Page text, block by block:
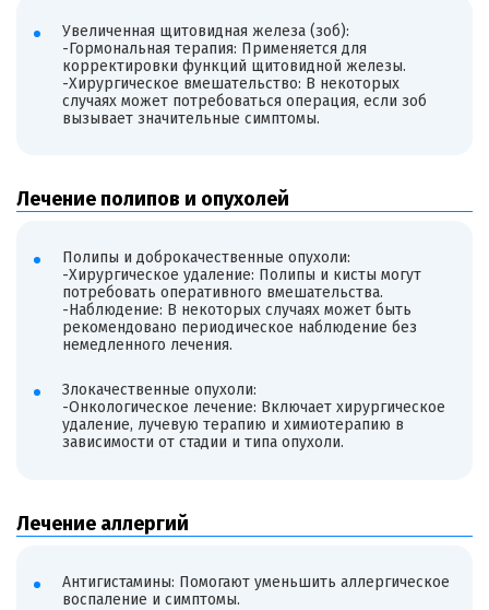
Увеличенная щитовидная железа (зоб):
-Гормональная терапия: Применяется для
корректировки функций щитовидной железы.
-Хирургическое вмешательство: В некоторых
случаях может потребоваться операция, если зоб
вызывает значительные симптомы.
Лечение полипов и опухолей
Полипы и доброкачественные опухоли:
-Хирургическое удаление: Полипы и кисты могут
потребовать оперативного вмешательства.
-Наблюдение: В некоторых случаях может быть
рекомендовано периодическое наблюдение без
немедленного лечения.
Злокачественные опухоли:
-Онкологическое лечение: Включает хирургическое
удаление, лучевую терапию и химиотерапию в
зависимости от стадии и типа опухоли.
Лечение аллергий
Антигистамины: Помогают уменьшить аллергическое
воспаление и симптомы.